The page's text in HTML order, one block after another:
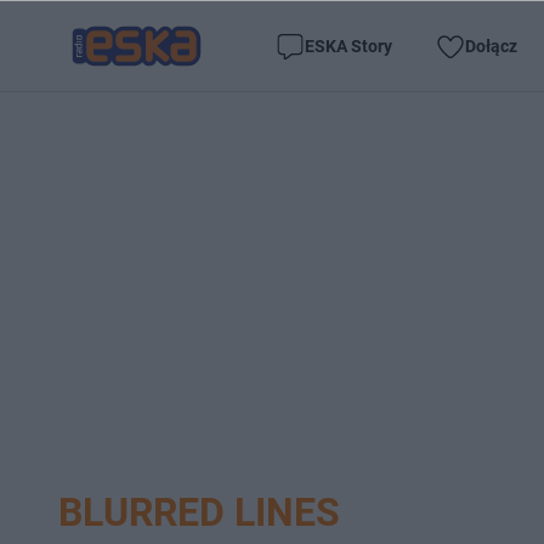
ESKA Story Dołącz
BLURRED LINES